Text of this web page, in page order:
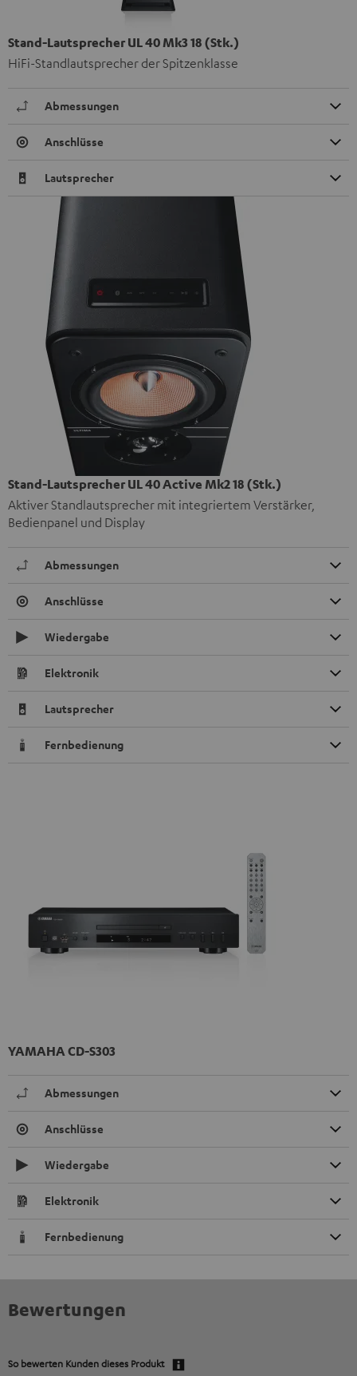
Stand-Lautsprecher UL 40 Mk3 18 (Stk.)
HiFi-Standlautsprecher der Spitzenklasse
Abmessungen
Anschlüsse
Lautsprecher
Stand-Lautsprecher UL 40 Active Mk2 18 (Stk.)
Aktiver Standlautsprecher mit integriertem Verstärker,
Bedienpanel und Display
Abmessungen
Anschlüsse
Wiedergabe
Elektronik
Lautsprecher
Fernbedienung
YAMAHA CD-S303
Abmessungen
Anschlüsse
Wiedergabe
Elektronik
Fernbedienung
Bewertungen
So bewerten Kunden dieses Produkt